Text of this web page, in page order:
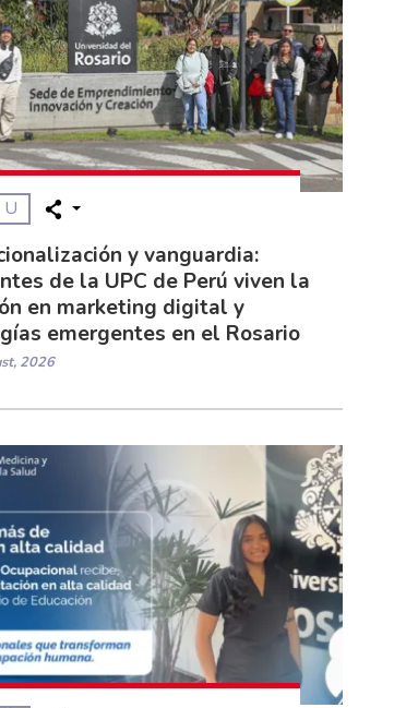
U
y vanguardia:
de la UPC de Perú viven la
en marketing digital y
emergentes en el Rosario
2026